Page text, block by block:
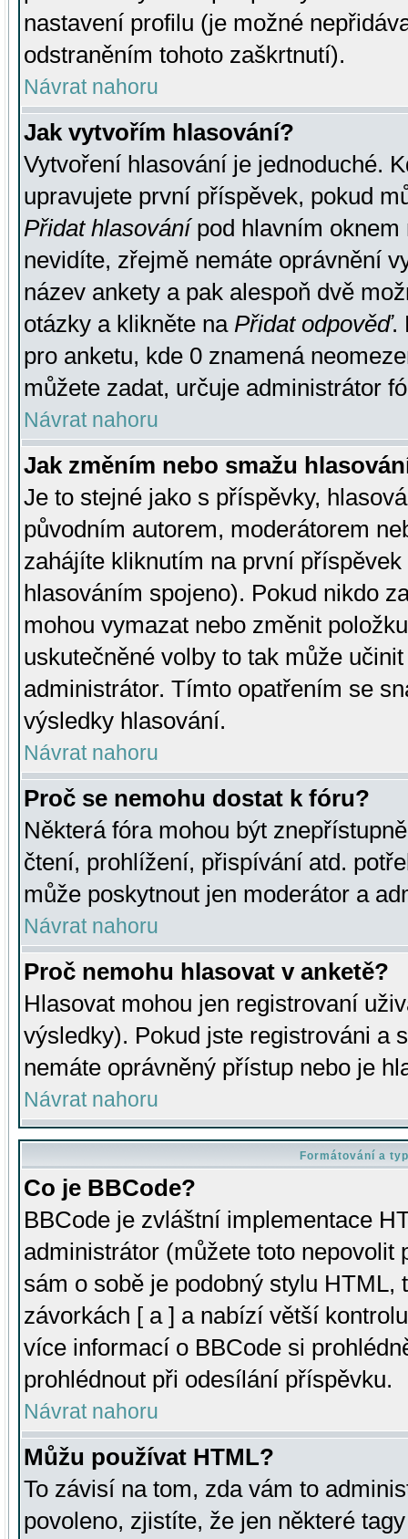
nastavení profilu (je možné
odstraněním tohoto zaškrtnutí).
Návrat nahoru
Jak vytvořím hlasování?
Vytvoření hlasování je jednoduché.
upravujete první příspěvek, pokud
Přidat hlasovánípod hlavním oknem
nevidíte, zřejmě nemáte oprávnění
název ankety a pak alespoň dvě
otázky a klikněte na Přidat odpověď.
pro anketu, kde 0 znamená
můžete zadat, určuje administrátor
Návrat nahoru
Jak změním nebo smažu
Je to stejné jako s příspěvky,
původním autorem, moderátorem
zahájíte kliknutím na první
hlasováním spojeno). Pokud nikdo
mohou vymazat nebo změnit
uskutečněné volby to tak může
administrátor. Tímto opatřením se
výsledky hlasování.
Návrat nahoru
Proč se nemohu dostat k fóru?
Některá fóra mohou být
čtení, prohlížení, přispívání atd.
může poskytnout jen moderátor a
Návrat nahoru
Proč nemohu hlasovat v anketě?
Hlasovat mohou jen registrovaní
výsledky). Pokud jste registrováni a
nemáte oprávněný přístup nebo je
Návrat nahoru
Formátování a
Co je BBCode?
BBCode je zvláštní implementace
administrátor (můžete toto
sám o sobě je podobný stylu HTML,
závorkách [ a ] a nabízí větší
více informací o BBCode si
prohlédnout při odesílání příspěvku.
Návrat nahoru
Můžu používat HTML?
To závisí na tom, zda vám to
povoleno, zjistíte, že jen některé